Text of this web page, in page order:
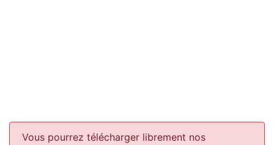
Vous pourrez télécharger librement nos